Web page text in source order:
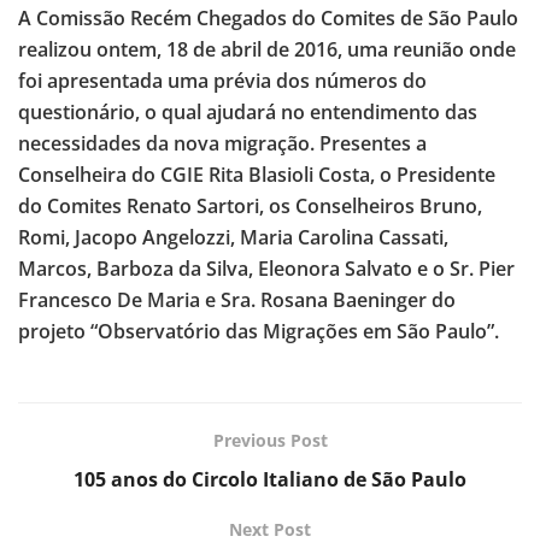
A Comissão Recém Chegados do Comites de São Paulo
realizou ontem, 18 de abril de 2016, uma reunião onde
foi apresentada uma prévia dos números do
questionário, o qual ajudará no entendimento das
necessidades da nova migração. Presentes a
Conselheira do CGIE Rita Blasioli Costa, o Presidente
do Comites Renato Sartori, os Conselheiros Bruno,
Romi, Jacopo Angelozzi, Maria Carolina Cassati,
Marcos, Barboza da Silva, Eleonora Salvato e o Sr. Pier
Francesco De Maria e Sra. Rosana Baeninger do
projeto “Observatório das Migrações em São Paulo”.
Previous Post
105 anos do Circolo Italiano de São Paulo
Next Post